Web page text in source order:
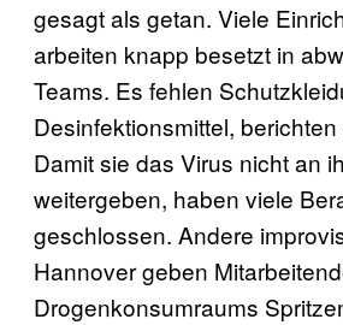
gesagt als getan. Viele
arbeiten knapp besetzt in
Teams. Es fehlen
Desinfektionsmittel,
Damit sie das Virus nicht an
weitergeben, haben viele
geschlossen. Andere
Hannover geben
Drogenkonsumraums